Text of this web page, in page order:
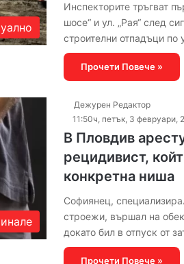
Инспекторите тръгват
шосе“ и ул. „Рая“ след
строителни отпадъци по
Прочети Повече »
Дежурен Редактор
11:50ч, петък, 3 февруари,
В Пловдив
рецидивист,
конкретна ниша
Софиянец,
строежи, вършал на
докато бил в отпуск от
Прочети Повече »